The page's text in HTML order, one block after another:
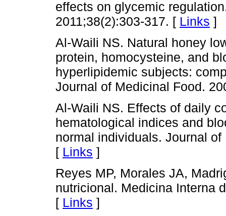
effects on glycemic
2011;38(2):303-317. [ Links ]
Al-Waili NS. Natural honey
protein, homocysteine, and
hyperlipidemic subjects:
Journal of Medicinal Food.
Al-Waili NS. Effects of daily
hematological indices and
normal individuals. Journal
[ Links ]
Reyes MP, Morales JA,
nutricional. Medicina Interna
[ Links ]